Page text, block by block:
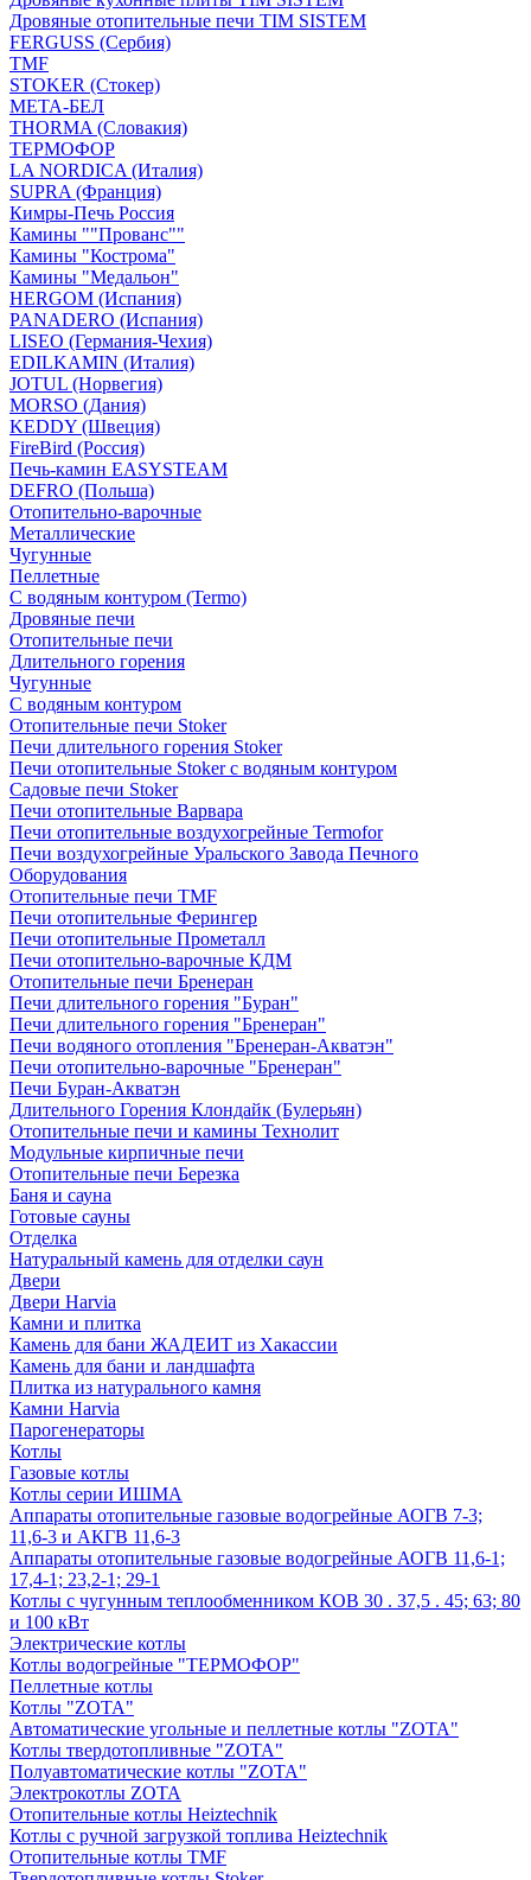
Дровяные отопительные печи TIM SISTEM
FERGUSS (Сербия)
TMF
STOKER (Стокер)
МЕТА-БЕЛ
THORMA (Словакия)
ТЕРМОФОР
LA NORDICA (Италия)
SUPRA (Франция)
Кимры-Печь Россия
Камины ""Прованс""
Камины "Кострома"
Камины "Медальон"
HERGOM (Испания)
PANADERO (Испания)
LISEO (Германия-Чехия)
EDILKAMIN (Италия)
JOTUL (Норвегия)
MORSO (Дания)
KEDDY (Швеция)
FireBird (Россия)
Печь-камин EASYSTEAM
DEFRO (Польша)
Отопительно-варочные
Металлические
Чугунные
Пеллетные
С водяным контуром (Termo)
Дровяные печи
Отопительные печи
Длительного горения
Чугунные
C водяным контуром
Отопительные печи Stoker
Печи длительного горения Stoker
Печи отопительные Stoker с водяным контуром
Садовые печи Stoker
Печи отопительные Варвара
Печи отопительные воздухогрейные Termofor
Печи воздухогрейные Уральского Завода Печного
Оборудования
Отопительные печи TMF
Печи отопительные Ферингер
Печи отопительные Прометалл
Печи отопительно-варочные КДМ
Отопительные печи Бренеран
Печи длительного горения "Буран"
Печи длительного горения "Бренеран"
Печи водяного отопления "Бренеран-Акватэн"
Печи отопительно-варочные "Бренеран"
Печи Буран-Акватэн
Длительного Горения Клондайк (Булерьян)
Отопительные печи и камины Технолит
Модульные кирпичные печи
Отопительные печи Березка
Баня и сауна
Готовые сауны
Отделка
Натуральный камень для отделки саун
Двери
Двери Harvia
Камни и плитка
Камень для бани ЖАДЕИТ из Хакассии
Камень для бани и ландшафта
Плитка из натурального камня
Камни Harvia
Парогенераторы
Котлы
Газовые котлы
Котлы серии ИШМА
Аппараты отопительные газовые водогрейные АОГВ 7-3;
11,6-3 и АКГВ 11,6-3
Аппараты отопительные газовые водогрейные АОГВ 11,6-1;
17,4-1; 23,2-1; 29-1
Котлы с чугунным теплообменником КОВ 30 . 37,5 . 45; 63; 80
и 100 кВт
Электрические котлы
Котлы водогрейные "ТЕРМОФОР"
Пеллетные котлы
Котлы "ZOTA"
Автоматические угольные и пеллетные котлы "ZOTA"
Котлы твердотопливные "ZOTA"
Полуавтоматические котлы "ZOTA"
Электрокотлы ZOTA
Отопительные котлы Heiztechnik
Котлы с ручной загрузкой топлива Heiztechnik
Отопительные котлы TMF